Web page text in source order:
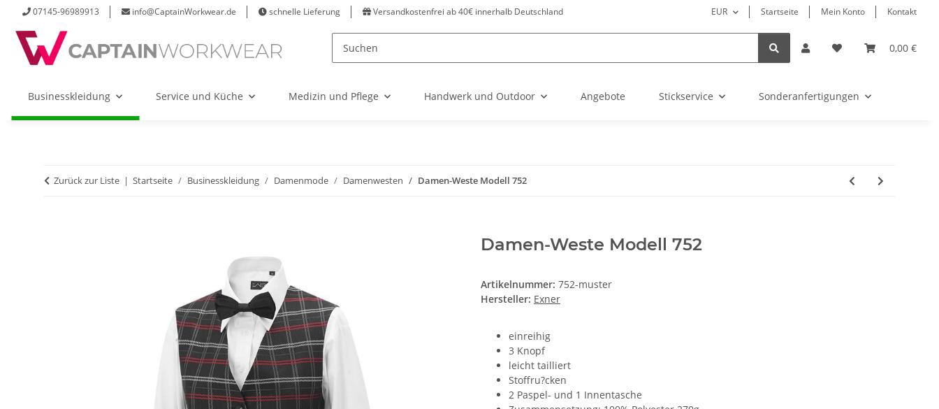
EUR Startseite Mein Konto Kontakt
07145-96989913 info@CaptainWorkwear.de schnelle Lieferung Versandkostenfrei ab 40€ innerhalb Deutschland
0,00 €
Businesskleidung Service und Küche Medizin und Pflege Handwerk und Outdoor Angebote Stickservice Sonderanfertigungen
Zurück zur Liste Startseite Businesskleidung Damenmode Damenwesten Damen-Weste Modell 752
Damen-Weste Modell 752
Artikelnummer: 752-muster
Hersteller: Exner
einreihig
3 Knopf
leicht tailliert
Stoffru?cken
2 Paspel- und 1 Innentasche